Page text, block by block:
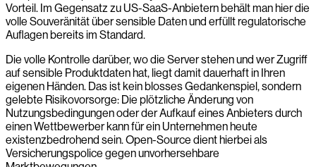
Vorteil. Im Gegensatz zu US-SaaS-Anbietern behält man hier die
volle Souveränität über sensible Daten und erfüllt regulatorische
Auflagen bereits im Standard.
Die volle Kontrolle darüber, wo die Server stehen und wer Zugriff
auf sensible Produktdaten hat, liegt damit dauerhaft in Ihren
eigenen Händen. Das ist kein blosses Gedankenspiel, sondern
gelebte Risikovorsorge: Die plötzliche Änderung von
Nutzungsbedingungen oder der Aufkauf eines Anbieters durch
einen Wettbewerber kann für ein Unternehmen heute
existenzbedrohend sein. Open-Source dient hierbei als
Versicherungspolice gegen unvorhersehbare